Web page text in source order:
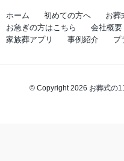
ホーム 初めての方へ
お葬
お急ぎの方はこちら
会社概要
家族葬アプリ
事例紹介 プ
© Copyright 2026 お葬式の